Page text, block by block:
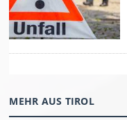
MEHR AUS TIROL